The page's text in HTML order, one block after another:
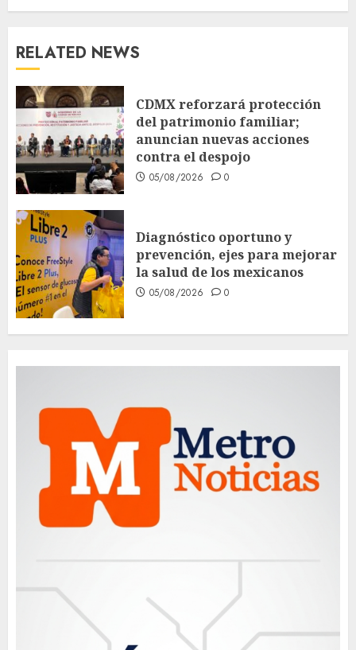
RELATED NEWS
CDMX reforzará protección
del patrimonio familiar;
anuncian nuevas acciones
contra el despojo
05/08/2026 0
Diagnóstico oportuno y
prevención, ejes para mejorar
la salud de los mexicanos
05/08/2026 0